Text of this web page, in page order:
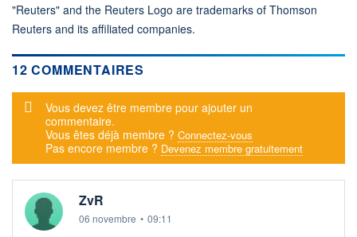
"Reuters" and the Reuters Logo are trademarks of Thomson
Reuters and its affiliated companies.
12 COMMENTAIRES
Message d'alerte
Vous devez être membre pour ajouter un
commentaire.
Vous êtes déjà membre ? Connectez-vous
Pas encore membre ? Devenez membre gratuitement
ZvR
06 novembre • 09:11